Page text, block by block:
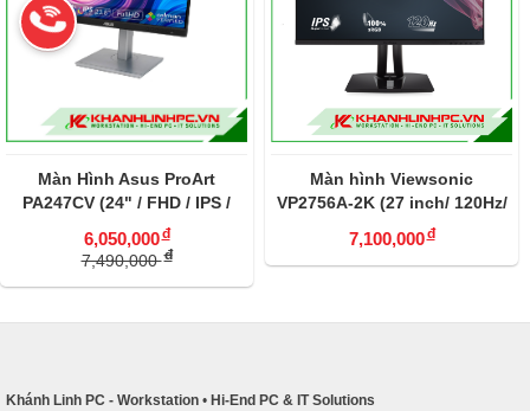
Màn hình Viewsonic
VP2756A-2K (27 inch/ 120Hz/
2K QHD/ Pantone Validated/
90W USB-C)
7,100,000đ
LCD MSI MP272L 27nch (FHD
1920 x 1080/ IPS/ 100Hz/ 1 ms)
2,490,000đ
Khánh Linh PC - Workstation • Hi-End PC & IT Solutions